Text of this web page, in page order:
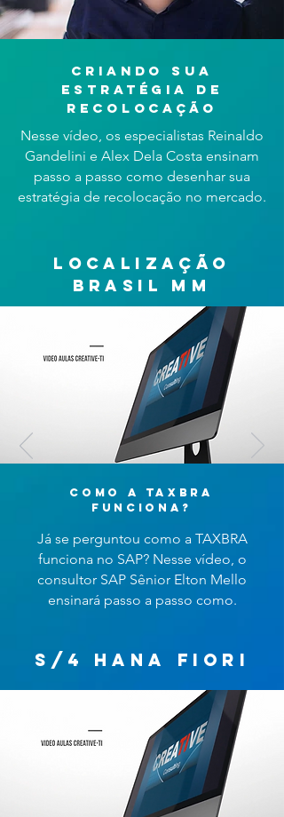
criando sua
estratégia de
recolocação
Nesse vídeo, os especialistas Reinaldo
Gandelini e Alex Dela Costa ensinam
passo a passo como desenhar sua
estratégia de recolocação no mercado.
localização
brasil mm
como a taxbra
funciona?
Já se perguntou como a TAXBRA
funciona no SAP? Nesse vídeo, o
consultor SAP Sênior Elton Mello
ensinará passo a passo como.
s/4 hana fiori